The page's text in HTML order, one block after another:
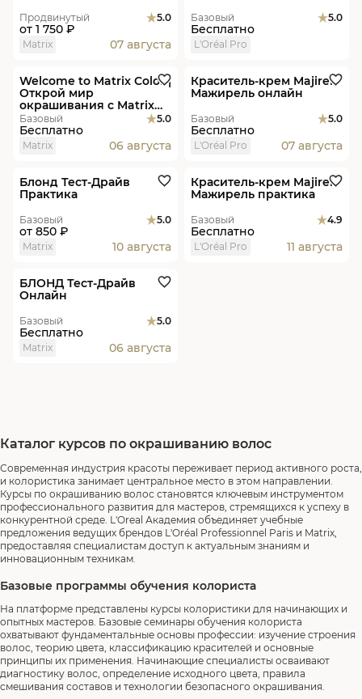
Продвинутый 5.0
от 1 750 ₽
Matrix 07 августа
Базовый 5.0
Бесплатно
L'Oréal Pro
Welcome to Matrix Color |
Открой мир
окрашивания с Matrix
Практика
Базовый 5.0
Бесплатно
Matrix 06 августа
Краситель-крем Majirel /
Мажирель онлайн
Базовый 5.0
Бесплатно
L'Oréal Pro 07 августа
Скидка Пакет
Блонд Тест-Драйв
Практика
Базовый 5.0
от 850 ₽
Matrix 10 августа
Краситель-крем Majirel /
Мажирель практика
Базовый 4.9
Бесплатно
L'Oréal Pro 11 августа
БЛОНД Тест-Драйв
Онлайн
Базовый 5.0
Бесплатно
Matrix 06 августа
Каталог курсов по окрашиванию волос
Современная индустрия красоты переживает период активного роста,
и колористика занимает центральное место в этом направлении.
Курсы по окрашиванию волос становятся ключевым инструментом
профессионального развития для мастеров, стремящихся к успеху в
конкурентной среде. L'Oreal Академия объединяет учебные
предложения ведущих брендов L'Oréal Professionnel Paris и Matrix,
предоставляя специалистам доступ к актуальным знаниям и
инновационным техникам.
Базовые программы обучения колориста
На платформе представлены курсы колористики для начинающих и
опытных мастеров. Базовые семинары обучения колориста
охватывают фундаментальные основы профессии: изучение строения
волос, теорию цвета, классификацию красителей и основные
принципы их применения. Начинающие специалисты осваивают
диагностику волос, определение исходного цвета, правила
смешивания составов и технологии безопасного окрашивания.